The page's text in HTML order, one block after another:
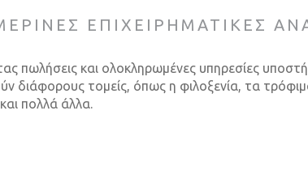
ΕΠΙΧΕΙΡΗΜΑΤΙΚΕΣ
πωλήσεις και ολοκληρωμένες υπηρεσίες
διάφορους τομείς, όπως η φιλοξενία, τα
πολλά άλλα.